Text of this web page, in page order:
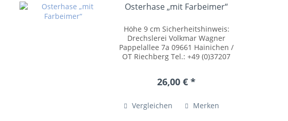
Osterhase „mit Farbeimer“
Höhe 9 cm Sicherheitshinweis:
Drechslerei Volkmar Wagner
Pappelallee 7a 09661 Hainichen /
OT Riechberg Tel.: +49 (0)37207
www.drechslerei-volkmar-
verschluckt...
26,00 € *
Vergleichen Merken